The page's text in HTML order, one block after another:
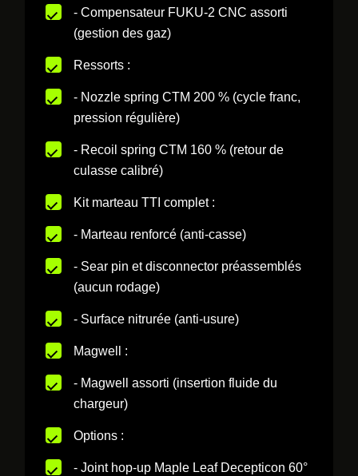
- Compensateur FUKU-2 CNC assorti
(gestion des gaz)
Ressorts :
- Nozzle spring CTM 200 % (cycle franc,
pression régulière)
- Recoil spring CTM 160 % (retour de
culasse calibré)
Kit marteau TTI complet :
- Marteau renforcé (anti-casse)
- Sear pin et disconnector préassemblés
(aucun rodage)
- Surface nitrurée (anti-usure)
Magwell :
- Magwell assorti (insertion fluide du
chargeur)
Options :
- Joint hop-up Maple Leaf Decepticon 60°